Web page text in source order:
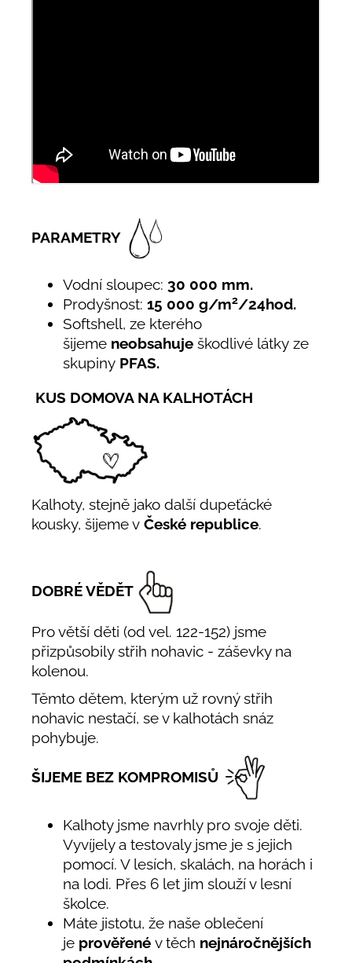
PARAMETRY
Vodní sloupec: 30 000 mm.
Prodyšnost: 15 000 g/m2/24hod.
Softshell, ze kterého
šijeme neobsahuje škodlivé látky ze
skupiny PFAS.
KUS DOMOVA NA KALHOTÁCH
Kalhoty, stejně jako další dupeťácké
kousky, šijeme v České republice.
DOBRÉ VĚDĚT
Pro větší děti (od vel. 122-152) jsme
přizpůsobily střih nohavic - záševky na
kolenou.
Těmto dětem, kterým už rovný střih
nohavic nestačí, se v kalhotách snáz
pohybuje.
ŠIJEME BEZ KOMPROMISŮ
Kalhoty jsme navrhly pro svoje děti.
Vyvíjely a testovaly jsme je s jejich
pomocí. V lesích, skalách, na horách i
na lodi. Přes 6 let jim slouží v lesní
školce.
Máte jistotu, že naše oblečení
je prověřené v těch nejnáročnějších